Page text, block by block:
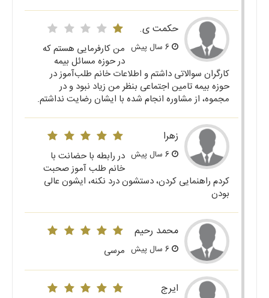
حکمت ی.
من کارفرمایی هستم که
در حوزه مسائل بیمه
کارگران سوالاتی داشتم و اطلاعات خانم طلب‌آموز در
حوزه بیمه تامین اجتماعی بنظر من زیاد نبود و در
مجموه، از مشاوره انجام شده با ایشان رضایت نداشتم.
زهرا
در رابطه با حضانت با
خانم طلب آموز صحبت
کردم راهنمایی کردن، دستشون درد نکنه، ایشون عالی
بودن
محمد رحیم
مرسی
ایرج